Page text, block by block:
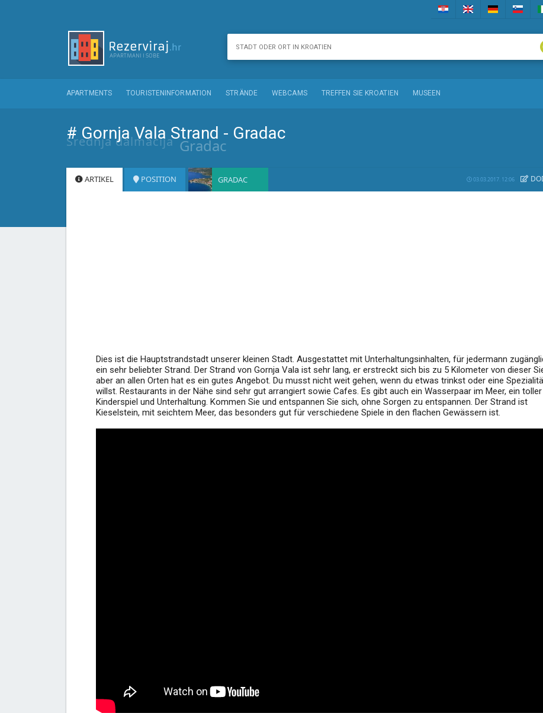
APARTMENTS TOURISTENINFORMATION STRÄNDE WEBCAMS TREFFEN SIE KROATIEN MUSEEN
# Gornja Vala Strand - Gradac
Srednja dalmacija Gradac
ARTIKEL POSITION GRADAC 03.03.2017. 12:06
Dies ist die Hauptstrandstadt unserer kleinen Stadt. Ausgestattet mit Unterhaltungsinhalten, für jedermann
ein sehr beliebter Strand. Der Strand von Gornja Vala ist sehr lang, er erstreckt sich bis zu 5 Kilometer von dieser
aber an allen Orten hat es ein gutes Angebot. Du musst nicht weit gehen, wenn du etwas trinkst oder eine
willst. Restaurants in der Nähe sind sehr gut arrangiert sowie Cafes. Es gibt auch ein Wasserpaar im Meer, ein
Kinderspiel und Unterhaltung. Kommen Sie und entspannen Sie sich, ohne Sorgen zu entspannen. Der Strand ist
Kieselstein, mit seichtem Meer, das besonders gut für verschiedene Spiele in den flachen Gewässern ist.